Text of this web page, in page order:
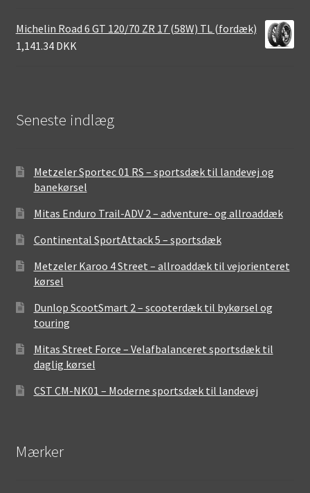
Michelin Road 6 GT 120/70 ZR 17 (58W) TL (fordæk)
1,141.34 DKK
Seneste indlæg
Metzeler Sportec 01 RS – sportsdæk til landevej og
banekørsel
Mitas Enduro Trail-ADV 2 – adventure- og allroaddæk
Continental SportAttack 5 – sportsdæk
Metzeler Karoo 4 Street – allroaddæk til vejorienteret
kørsel
Dunlop ScootSmart 2 – scooterdæk til bykørsel og
touring
Mitas Street Force – Velafbalanceret sportsdæk til
daglig kørsel
CST CM-NK01 – Moderne sportsdæk til landevej
Mærker